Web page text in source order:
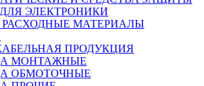
ЭЛЕКТРОНИКИ
РАСХОДНЫЕ МАТЕРИАЛЫ
ПРОДУКЦИЯ
МОНТАЖНЫЕ
ОБМОТОЧНЫЕ